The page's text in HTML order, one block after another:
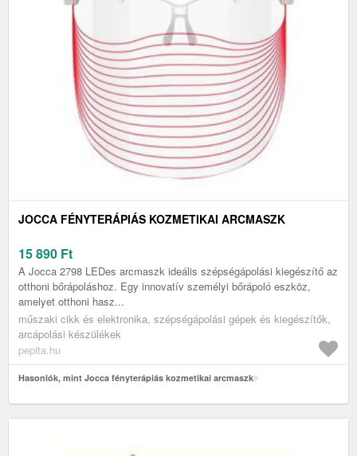
JOCCA FÉNYTERÁPIÁS KOZMETIKAI ARCMASZK
15 890 Ft
A Jocca 2798 LEDes arcmaszk ideális szépségápolási kiegészítő az
otthoni bőrápoláshoz. Egy innovatív személyi bőrápoló eszköz,
amelyet otthoni hasz...
műszaki cikk és elektronika, szépségápolási gépek és kiegészítők,
arcápolási készülékek
pepita.hu
Hasonlók, mint Jocca fényterápiás kozmetikai arcmaszk